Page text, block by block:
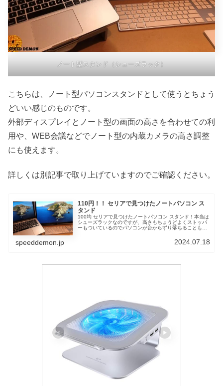
ノート型スタンド（シューズラック）
こちらは、ノート型パソコンスタンドとして使うとちょう
どいい感じのものです。
外部ディスプレイとノート型の画面の高さを合わせての利
用や、WEB会議などでノート型の内蔵カメラの高さ調整
にも使えます。
詳しくは別記事で取り上げていますのでご確認ください。
110円！！ セリアで見つけたノートパソコン ス
タンド
100均 セリアで見つけたノートパソコン スタンド！本当は
シューズラックなのですが、高さもちょうどよくストッパ
ーもついているのでパソコンが台からずり落ちることもな
speeddemon.jp 2024.07.18